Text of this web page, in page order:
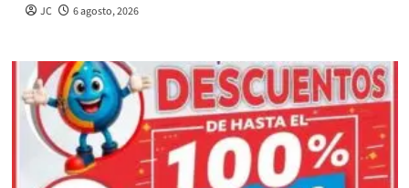
JC 6 agosto, 2026